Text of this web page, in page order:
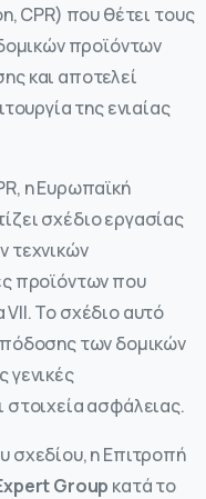
CPR) που θέτει τους
προϊόντων
και αποτελεί
της ενιαίας
η Ευρωπαϊκή
σχέδιο εργασίας
τεχνικών
προϊόντων που
Το σχέδιο αυτό
των δομικών
γενικές
στοιχεία ασφάλειας.
σχεδίου, η Επιτροπή
Group κατά το